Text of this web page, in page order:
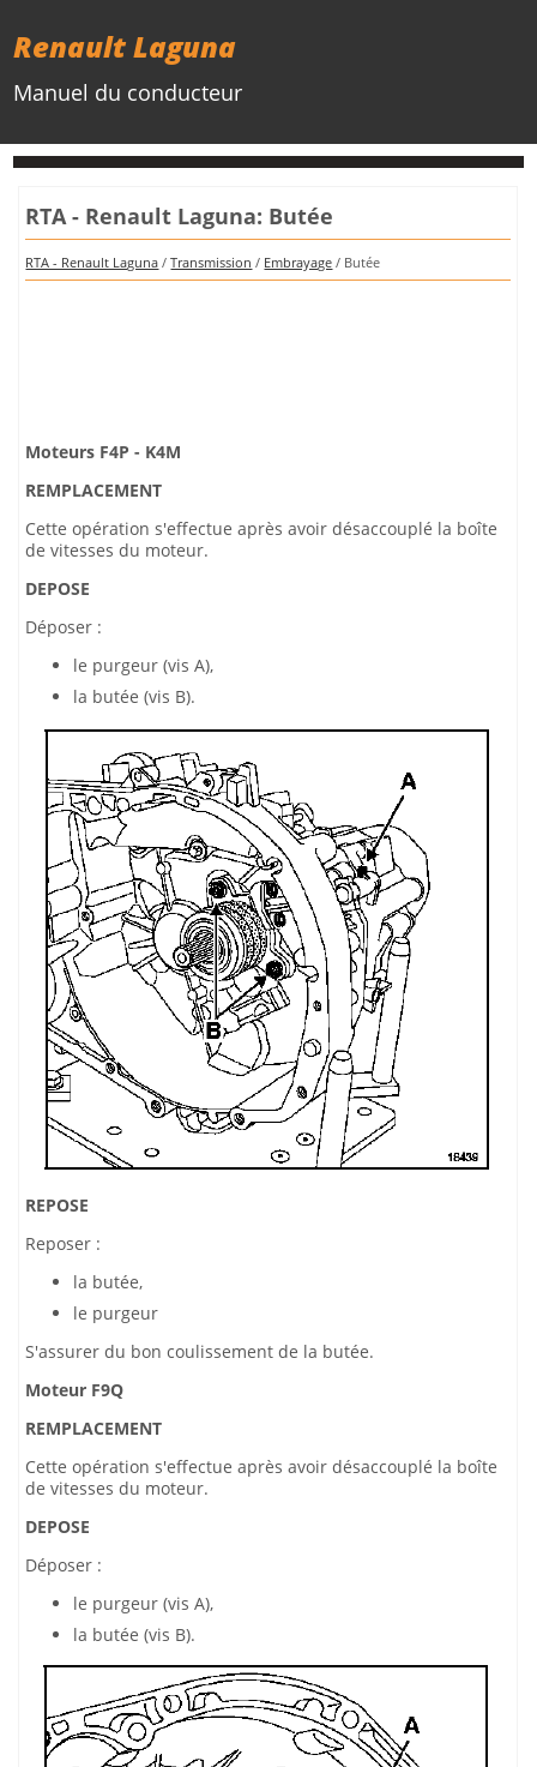
Renault Laguna
Manuel du conducteur
RTA - Renault Laguna: Butée
RTA - Renault Laguna /Transmission / Embrayage / Butée
Moteurs F4P - K4M
REMPLACEMENT
Cette opération s'effectue après avoir désaccouplé la boîte
de vitesses du moteur.
DEPOSE
Déposer :
le purgeur (vis A),
la butée (vis B).
REPOSE
Reposer :
la butée,
le purgeur
S'assurer du bon coulissement de la butée.
Moteur F9Q
REMPLACEMENT
Cette opération s'effectue après avoir désaccouplé la boîte
de vitesses du moteur.
DEPOSE
Déposer :
le purgeur (vis A),
la butée (vis B).